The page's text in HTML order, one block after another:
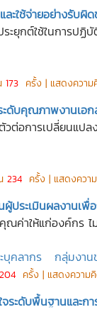
ะใช้จ่ายอย่างรับผิ
ยุกต์ใช้ในการปฏิ
173 ครั้ง | แสดงความ
ดับคุณภาพงานเอ
การเปลี่ยนแปลง
234 ครั้ง | แสดงควา
ผู้ประเมินผลงานเ
ณค่าให้แก่องค์กร
บุคลากร กลุ่มงาน
204 ครั้ง | แสดงความ
ะดับพื้นฐานและกา